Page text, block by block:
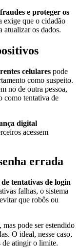
e proteger os
exige que o cidadão
atualizar os dados.
celulares pode
como suspeito.
no de outra pessoa,
como tentativa de
digital
acessem
errada
de tentativas de login
falhas, o sistema
que robôs ou
pode ser estendido
O ideal, nesse caso,
de atingir o limite.